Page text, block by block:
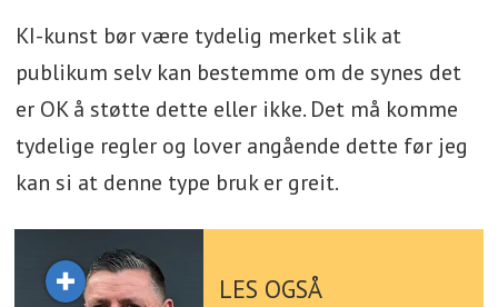
KI-kunst bør være tydelig merket slik at
publikum selv kan bestemme om de synes det
er OK å støtte dette eller ikke. Det må komme
tydelige regler og lover angående dette før jeg
kan si at denne type bruk er greit.
LES OGSÅ